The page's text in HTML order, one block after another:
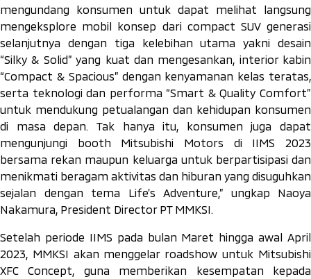
mengundang konsumen untuk dapat melihat langsung
mengeksplore mobil konsep dari compact SUV generasi
selanjutnya dengan tiga kelebihan utama yakni desain
“Silky & Solid” yang kuat dan mengesankan, interior kabin
“Compact & Spacious” dengan kenyamanan kelas teratas,
serta teknologi dan performa “Smart & Quality Comfort”
untuk mendukung petualangan dan kehidupan konsumen
di masa depan. Tak hanya itu, konsumen juga dapat
mengunjungi booth Mitsubishi Motors di IIMS 2023
bersama rekan maupun keluarga untuk berpartisipasi dan
menikmati beragam aktivitas dan hiburan yang disuguhkan
sejalan dengan tema Life’s Adventure,” ungkap Naoya
Nakamura, President Director PT MMKSI.
Setelah periode IIMS pada bulan Maret hingga awal April
2023, MMKSI akan menggelar roadshow untuk Mitsubishi
XFC Concept, guna memberikan kesempatan kepada